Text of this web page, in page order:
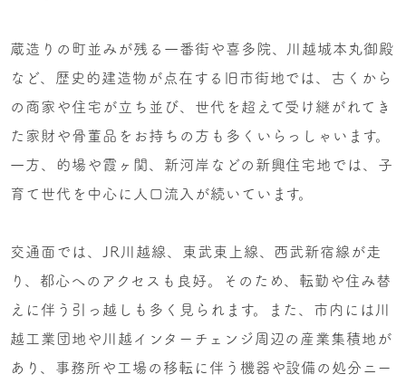
蔵造りの町並みが残る一番街や喜多院、川越城本丸御殿
など、歴史的建造物が点在する旧市街地では、古くから
の商家や住宅が立ち並び、世代を超えて受け継がれてき
た家財や骨董品をお持ちの方も多くいらっしゃいます。
一方、的場や霞ヶ関、新河岸などの新興住宅地では、子
育て世代を中心に人口流入が続いています。
交通面では、JR川越線、東武東上線、西武新宿線が走
り、都心へのアクセスも良好。そのため、転勤や住み替
えに伴う引っ越しも多く見られます。また、市内には川
越工業団地や川越インターチェンジ周辺の産業集積地が
あり、事務所や工場の移転に伴う機器や設備の処分ニー